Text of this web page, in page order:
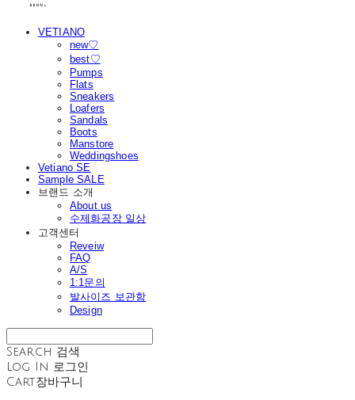
VETIANO
new♡
best♡
Pumps
Flats
Sneakers
Loafers
Sandals
Boots
Manstore
Weddingshoes
Vetiano SE
Sample SALE
브랜드 소개
About us
수제화공장 일상
고객센터
Reveiw
FAQ
A/S
1:1문의
발사이즈 보관함
Design
Search 검색
Log In 로그인
Cart장바구니